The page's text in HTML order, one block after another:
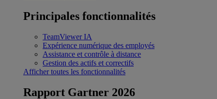
Principales fonctionnalités
TeamViewer IA
Expérience numérique des employés
Assistance et contrôle à distance
Gestion des actifs et correctifs
Afficher toutes les fonctionnalités
Rapport Gartner 2026